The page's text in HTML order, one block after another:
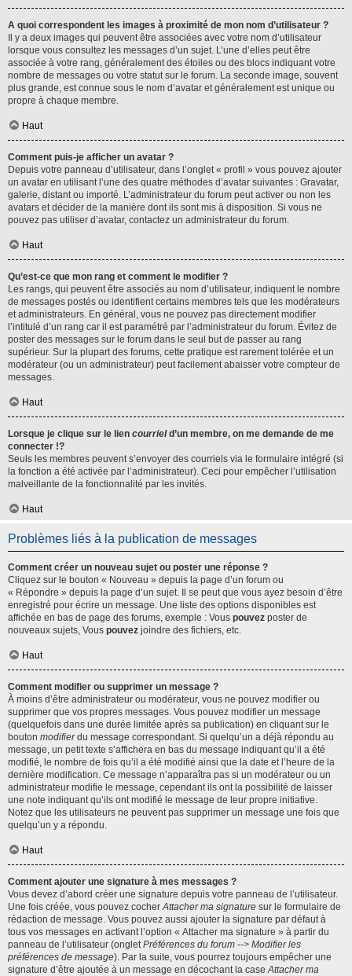
A quoi correspondent les images à proximité de mon nom d’utilisateur ?
Il y a deux images qui peuvent être associées avec votre nom d’utilisateur
lorsque vous consultez les messages d’un sujet. L’une d’elles peut être
associée à votre rang, généralement des étoiles ou des blocs indiquant votre
nombre de messages ou votre statut sur le forum. La seconde image, souvent
plus grande, est connue sous le nom d’avatar et généralement est unique ou
propre à chaque membre.
Haut
Comment puis-je afficher un avatar ?
Depuis votre panneau d’utilisateur, dans l’onglet « profil » vous pouvez ajouter
un avatar en utilisant l’une des quatre méthodes d’avatar suivantes : Gravatar,
galerie, distant ou importé. L’administrateur du forum peut activer ou non les
avatars et décider de la manière dont ils sont mis à disposition. Si vous ne
pouvez pas utiliser d’avatar, contactez un administrateur du forum.
Haut
Qu’est-ce que mon rang et comment le modifier ?
Les rangs, qui peuvent être associés au nom d’utilisateur, indiquent le nombre
de messages postés ou identifient certains membres tels que les modérateurs
et administrateurs. En général, vous ne pouvez pas directement modifier
l’intitulé d’un rang car il est paramétré par l’administrateur du forum. Évitez de
poster des messages sur le forum dans le seul but de passer au rang
supérieur. Sur la plupart des forums, cette pratique est rarement tolérée et un
modérateur (ou un administrateur) peut facilement abaisser votre compteur de
messages.
Haut
Lorsque je clique sur le lien courrield’un membre, on me demande de me
connecter !?
Seuls les membres peuvent s’envoyer des courriels via le formulaire intégré (si
la fonction a été activée par l’administrateur). Ceci pour empêcher l’utilisation
malveillante de la fonctionnalité par les invités.
Haut
Problèmes liés à la publication de messages
Comment créer un nouveau sujet ou poster une réponse ?
Cliquez sur le bouton « Nouveau » depuis la page d’un forum ou
« Répondre » depuis la page d’un sujet. Il se peut que vous ayez besoin d’être
enregistré pour écrire un message. Une liste des options disponibles est
affichée en bas de page des forums, exemple : Vous pouvez poster de
nouveaux sujets, Vous pouvez joindre des fichiers, etc.
Haut
Comment modifier ou supprimer un message ?
À moins d’être administrateur ou modérateur, vous ne pouvez modifier ou
supprimer que vos propres messages. Vous pouvez modifier un message
(quelquefois dans une durée limitée après sa publication) en cliquant sur le
bouton modifierdu message correspondant. Si quelqu’un a déjà répondu au
message, un petit texte s’affichera en bas du message indiquant qu’il a été
modifié, le nombre de fois qu’il a été modifié ainsi que la date et l’heure de la
dernière modification. Ce message n’apparaîtra pas si un modérateur ou un
administrateur modifie le message, cependant ils ont la possibilité de laisser
une note indiquant qu’ils ont modifié le message de leur propre initiative.
Notez que les utilisateurs ne peuvent pas supprimer un message une fois que
quelqu’un y a répondu.
Haut
Comment ajouter une signature à mes messages ?
Vous devez d’abord créer une signature depuis votre panneau de l’utilisateur.
Une fois créée, vous pouvez cocherAttacher ma signature sur le formulaire de
rédaction de message. Vous pouvez aussi ajouter la signature par défaut à
tous vos messages en activant l’option « Attacher ma signature » à partir du
panneau de l’utilisateur (ongletPréférences du forum --> Modifier les
préférences de message). Par la suite, vous pourrez toujours empêcher une
signature d’être ajoutée à un message en décochant la caseAttacher ma